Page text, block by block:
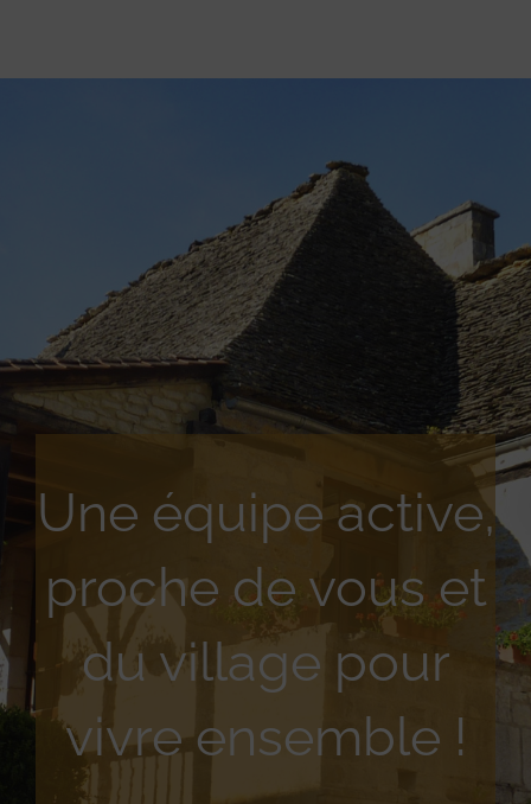
Une équipe active,
proche de vous et
du village pour
vivre ensemble !